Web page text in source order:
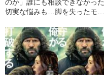
のか」誰にも相談できなかった
切実な悩みも…脚を失ったモデ
運がいい」と言えるワケ